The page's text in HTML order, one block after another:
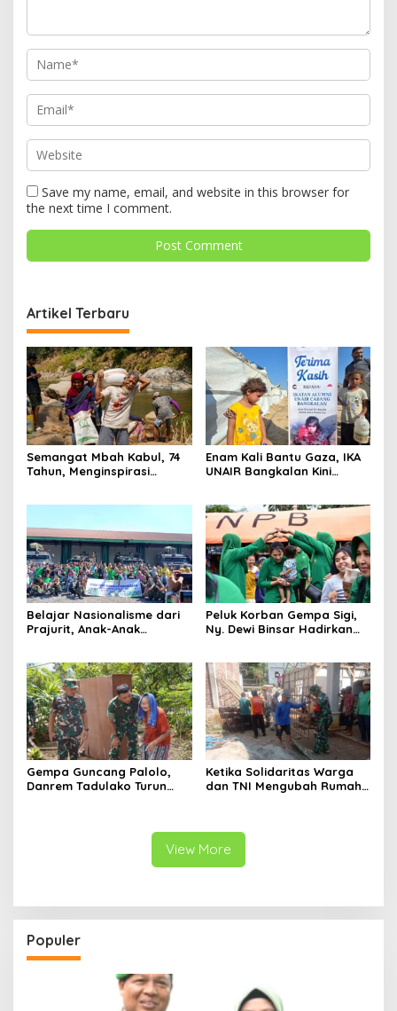
Save my name, email, and website in this browser for
the next time I comment.
Artikel Terbaru
Semangat Mbah Kabul, 74
Tahun, Menginspirasi
Enam Kali Bantu Gaza, IKA
UNAIR Bangkalan Kini
Belajar Nasionalisme dari
Prajurit, Anak-Anak
Peluk Korban Gempa Sigi,
Ny. Dewi Binsar Hadirkan
Gempa Guncang Palolo,
Danrem Tadulako Turun
Ketika Solidaritas Warga
dan TNI Mengubah Rumah
View More
Populer